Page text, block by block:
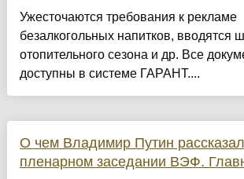
Ужесточаются требования к рекламе
безалкогольных напитков, вводятся
отопительного сезона и др. Все
доступны в системе ГАРАНТ....
О чем Владимир Путин
пленарном заседании ВЭФ.